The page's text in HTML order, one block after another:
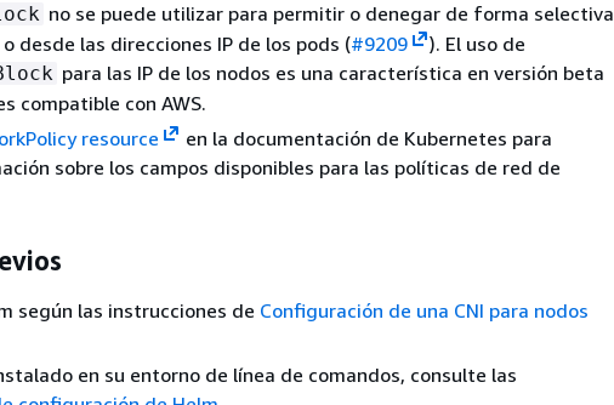
no se puede utilizar para permitir o denegar de forma selectiva
desde las direcciones IP de los pods (#9209
). El uso de
para las IP de los nodos es una característica en versión beta
compatible con AWS.
resource
en la documentación de Kubernetes para
sobre los campos disponibles para las políticas de red de
según las instrucciones de Configuración de una CNI para nodos
en su entorno de línea de comandos, consulte las